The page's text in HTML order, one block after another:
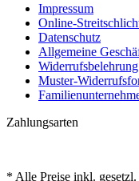
Impressum
Online-
Datenschutz
Allgemeine
Widerrufsbelehrung
Muster-
Zahlungsarten
* Alle Preise inkl.